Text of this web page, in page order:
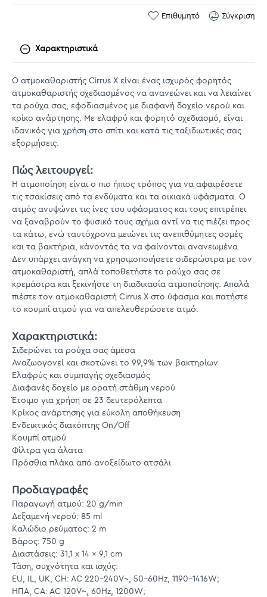
Επιθυμητό Σύγκριση
Χαρακτηριστικά
Ο ατμοκαθαριστής Cirrus X είναι ένας ισχυρός φορητός
ατμοκαθαριστής σχεδιασμένος να ανανεώνει και να λειαίνει
τα ρούχα σας, εφοδιασμένος με διαφανή δοχείο νερού και
κρίκο ανάρτησης. Με ελαφρύ και φορητό σχεδιασμό, είναι
ιδανικός για χρήση στο σπίτι και κατά τις ταξιδιωτικές σας
εξορμήσεις.
Πώς λειτουργεί:
Η ατμοποίηση είναι ο πιο ήπιος τρόπος για να αφαιρέσετε
τις τσακίσεις από τα ενδύματα και τα οικιακά υφάσματα. Ο
ατμός ανυψώνει τις ίνες του υφάσματος και τους επιτρέπει
να ξαναβρούν το φυσικό τους σχήμα αντί να τις πιέζει προς
τα κάτω, ενώ ταυτόχρονα μειώνει τις ανεπιθύμητες οσμές
και τα βακτήρια, κάνοντάς τα να φαίνονται ανανεωμένα.
Δεν υπάρχει ανάγκη να χρησιμοποιήσετε σιδερώστρα με τον
ατμοκαθαριστή, απλά τοποθετήστε το ρούχο σας σε
κρεμάστρα και ξεκινήστε τη διαδικασία ατμοποίησης. Απαλά
πιέστε τον ατμοκαθαριστή Cirrus X στο ύφασμα και πατήστε
το κουμπί ατμού για να απελευθερώσετε ατμό.
Χαρακτηριστικά:
Σιδερώνει τα ρούχα σας άμεσα
Αναζωογονεί και σκοτώνει το 99,9% των βακτηρίων
Ελαφρύς και συμπαγής σχεδιασμός
Διαφανές δοχείο με ορατή στάθμη νερού
Έτοιμο για χρήση σε 23 δευτερόλεπτα
Κρίκος ανάρτησης για εύκολη αποθήκευση
Ενδεικτικός διακόπτης On/Off
Κουμπί ατμού
Φίλτρα για άλατα
Πρόσθια πλάκα από ανοξείδωτο ατσάλι
Προδιαγραφές
Παραγωγή ατμού: 20 g/min
Δεξαμενή νερού: 85 ml
Καλώδιο ρεύματος: 2 m
Βάρος: 750 g
Διαστάσεις: 31,1 x 14 x 9,1 cm
Τάση, συχνότητα και ισχύς:
EU, IL, UK, CH: AC 220-240V~, 50-60Hz, 1190-1416W;
ΗΠΑ, CA: AC 120V~, 60Hz, 1200W;